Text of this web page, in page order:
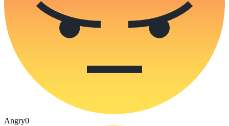
Angry0